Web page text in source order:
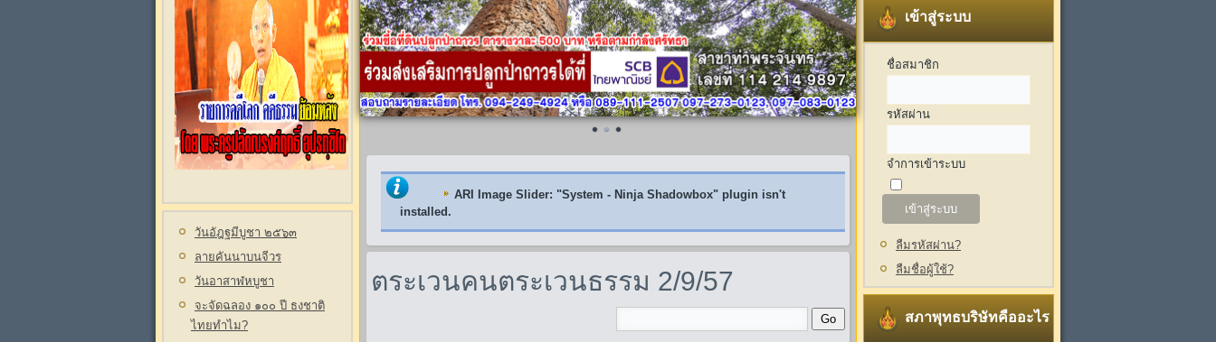
วันอัฎฐมีบูชา ๒๕๖๓
ลายคันนาบนจีวร
วันอาสาฬหบูชา
จะจัดฉลอง ๑๐๐ ปี ธงชาติ
ไทยทำไม?
ARI Image Slider: "System - Ninja Shadowbox" plugin isn't
installed.
ตระเวนคนตระเวนธรรม 2/9/57
Go
00:00
เข้าสู่ระบบ
ชื่อสมาชิก
รหัสผ่าน
จำการเข้าระบบ
ลืมรหัสผ่าน?
ลืมชื่อผู้ใช้?
สภาพุทธบริษัทคืออะไร